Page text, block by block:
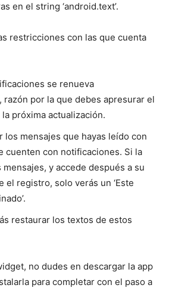
en el string ‘android.text’.
restricciones con las que cuenta
se renueva
razón por la que debes apresurar el
próxima actualización.
los mensajes que hayas leído con
cuenten con notificaciones. Si la
y accede después a su
el registro, solo verás un ‘Este
restaurar los textos de estos
no dudes en descargar la app
para completar con el paso a